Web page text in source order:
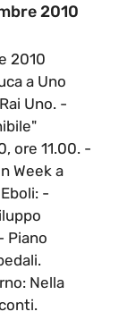
2010
2010
a Uno
Uno. -
ore 11.00. -
Week a
-
Piano
Nella